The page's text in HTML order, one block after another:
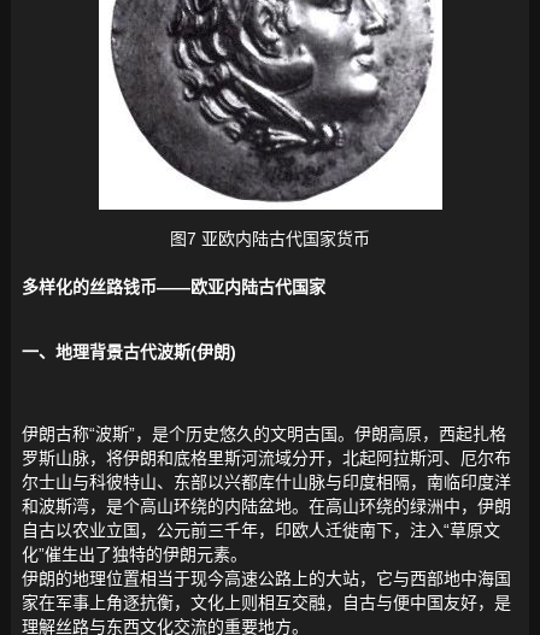
图7 亚欧内陆古代国家货币
多样化的丝路钱币——欧亚内陆古代国家
一、地理背景古代波斯(伊朗)
伊朗古称“波斯”，是个历史悠久的文明古国。伊朗高原，西起扎格
罗斯山脉，将伊朗和底格里斯河流域分开，北起阿拉斯河、厄尔布
尔士山与科彼特山、东部以兴都库什山脉与印度相隔，南临印度洋
和波斯湾，是个高山环绕的内陆盆地。在高山环绕的绿洲中，伊朗
自古以农业立国，公元前三千年，印欧人迁徙南下，注入“草原文
化”催生出了独特的伊朗元素。
伊朗的地理位置相当于现今高速公路上的大站，它与西部地中海国
家在军事上角逐抗衡，文化上则相互交融，自古与便中国友好，是
理解丝路与东西文化交流的重要地方。